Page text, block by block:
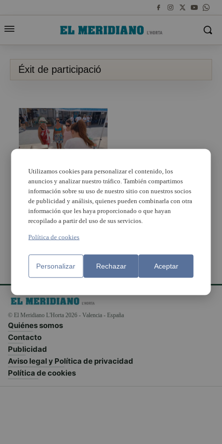
Éxit de participació
Èxit de participació en
la novena edició de la
Campanya de Recollida
de microresidus de La
Pobla de Farnals
© El Meridiano L'Horta 2026 - Valencia - España
Quiénes somos
Contacto
Publicidad
Aviso legal y Política de privacidad
Política de cookies
Utilizamos cookies para personalizar el contenido, los
anuncios y analizar nuestro tráfico. También compartimos
información sobre su uso de nuestro sitio con nuestros socios
de publicidad y análisis, quienes pueden combinarla con otra
información que les haya proporcionado o que hayan
recopilado a partir del uso de sus servicios.
Política de cookies
Personalizar Rechazar Aceptar